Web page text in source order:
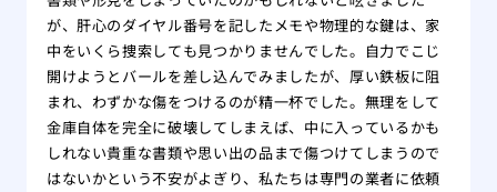
が、肝心のダイヤル番号を記したメモや物理的な鍵は、家
中をいくら捜索しても見つかりませんでした。自力でこじ
開けようとバールを差し込んでみましたが、厚い鉄板に阻
まれ、わずかな傷をつけるのが精一杯でした。無理をして
金庫自体を完全に破壊してしまえば、中に入っているかも
しれない貴重な書類や思い出の品まで傷つけてしまうので
はないかという不安がよぎり、私たちは専門の業者に依頼